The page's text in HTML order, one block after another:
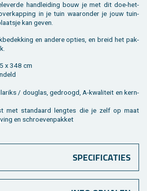
hand­lei­ding bouw je met dit doe-het-
in je tuin waar­on­der je jouw tuin­
kan geven.
en an­de­re op­ties, en breid het pak­
x 348 cm
/ dou­g­las, ge­droogd, A-kwa­li­teit en kern­
met stan­daard leng­tes die je zelf op maat
en schroe­ven­pak­ket
SPECIFICATIES